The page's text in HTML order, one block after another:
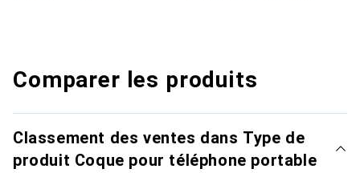
Comparer les produits
Classement des ventes dans Type de
produit Coque pour téléphone portable